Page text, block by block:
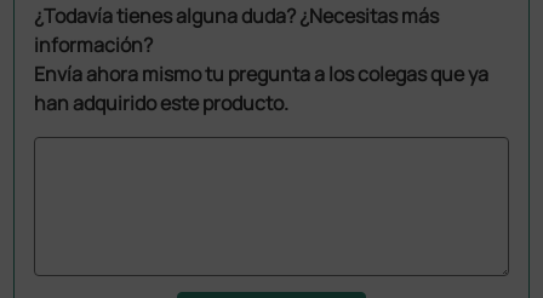
¿Todavía tienes alguna duda? ¿Necesitas más
información?
Envía ahora mismo tu pregunta a los colegas que ya
han adquirido este producto.